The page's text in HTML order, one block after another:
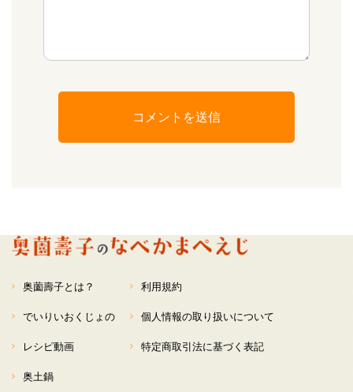
奥薗壽子とは？
でいりいおくじょの
レシピ動画
奥土鍋
利用規約
個人情報の取り扱いについて
特定商取引法に基づく表記